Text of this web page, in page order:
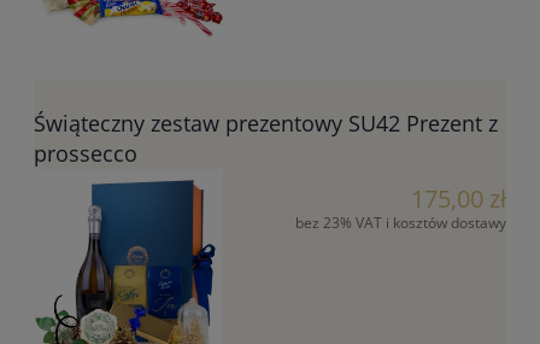
Świąteczny zestaw prezentowy SU42 Prezent z
prossecco
175,00 zł
bez 23% VAT i kosztów dostawy